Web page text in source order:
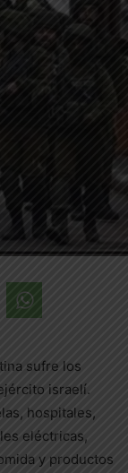
sufre los
israelí.
hospitales,
eléctricas,
y productos